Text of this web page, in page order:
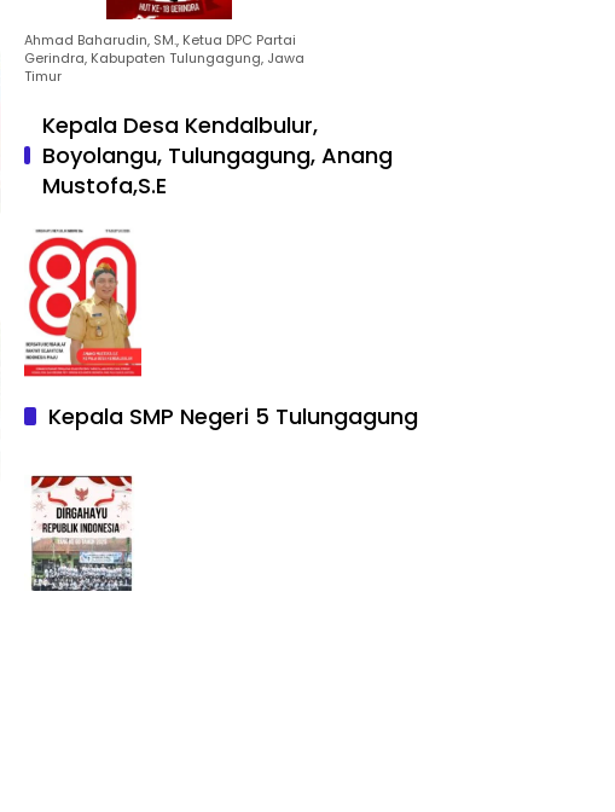
Ahmad Baharudin, SM., Ketua DPC Partai
Gerindra, Kabupaten Tulungagung, Jawa
Timur
Kepala Desa Kendalbulur,
Boyolangu, Tulungagung, Anang
Mustofa,S.E
Kepala SMP Negeri 5 Tulungagung